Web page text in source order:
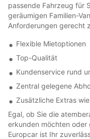
passende Fahrzeug für
geräumigen Familien-
Anforderungen gerecht
Flexible Mietoptionen
Top-Qualität
Kundenservice rund
Zentral gelegene
Zusätzliche Extras
Egal, ob Sie die
erkunden möchten
Europcar ist Ihr